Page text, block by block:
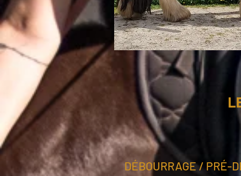
DÉBOURRAGE / PRÉ-